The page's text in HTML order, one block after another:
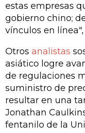
estas empresas
gobierno chino;
vínculos en
Otrosanalistas
asiático logre
de regulaciones
suministro de
resultar en una
Jonathan
fentanilo de la